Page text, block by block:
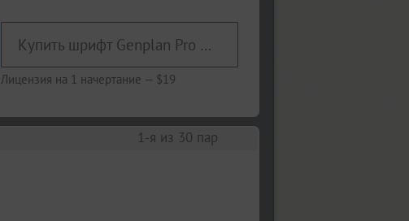
Купить шрифт Genplan Pro Wireframe
Лицензия на 1 начертание — $19
1-я из 30 пар